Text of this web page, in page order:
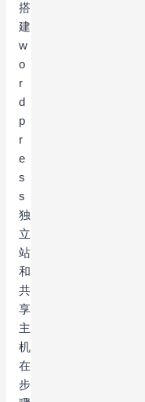
搭
建
w
o
r
d
p
r
e
s
s
独
立
站
和
共
享
主
机
在
步